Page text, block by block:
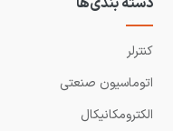
کنترلر
اتوماسیون صنعتی
الکترومکانیکال